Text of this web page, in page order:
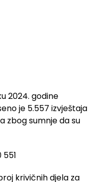
2024. godine
je 5.557 izvještaja
zbog sumnje da su
krivičnih djela za